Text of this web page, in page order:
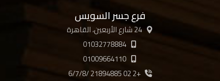
فرع جسر السويس
24 شارع الأربعين، القاهرة
01032778884
01009664110
+2 02 21894885 /6/7/8